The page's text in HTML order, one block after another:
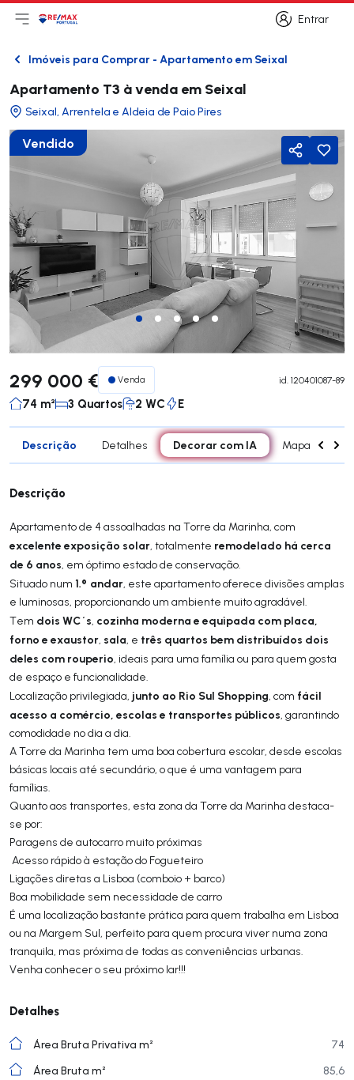
Entrar
Entrar
Abri menu principal
LogoIr para página inicial
VoltarImóveis para Comprar - Apartamento em Seixal
Apartamento T3 à venda em Seixal
Seixal, Arrentela e Aldeia de Paio Pires
Vendido
Partilhar
299 000 € Venda id. 120401087-89
74 m² 3 Quartos 2 WC E
Descrição Detalhes Decorar com IA Mapa
Descrição
Apartamento de 4 assoalhadas na Torre da Marinha, com
excelente exposição solar, totalmente remodelado há cerca
de 6 anos, em óptimo estado de conservação.
Situado num 1.º andar, este apartamento oferece divisões amplas
e luminosas, proporcionando um ambiente muito agradável.
Tem dois WC´s, cozinha moderna e equipada com placa,
forno e exaustor, sala, e três quartos bem distribuídos dois
deles com rouperio, ideais para uma família ou para quem gosta
de espaço e funcionalidade.
Localização privilegiada, junto ao Rio Sul Shopping, com fácil
acesso a comércio, escolas e transportes públicos, garantindo
comodidade no dia a dia.
A Torre da Marinha tem uma boa cobertura escolar, desde escolas
básicas locais até secundário, o que é uma vantagem para
famílias.
Quanto aos transportes, esta zona da Torre da Marinha destaca-
se por:
Paragens de autocarro muito próximas
Acesso rápido à estação do Fogueteiro
Ligações diretas a Lisboa (comboio + barco)
Boa mobilidade sem necessidade de carro
É uma localização bastante prática para quem trabalha em Lisboa
ou na Margem Sul, perfeito para quem procura viver numa zona
tranquila, mas próxima de todas as conveniências urbanas.
Venha conhecer o seu próximo lar!!!
Detalhes
Área Bruta Privativa m²
74
Área Bruta m²
85,6